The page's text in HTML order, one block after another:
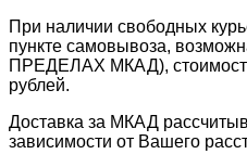
При наличии свободных
пункте самовывоза,
ПРЕДЕЛАХ МКАД),
рублей.
Доставка за МКАД
зависимости от Вашего